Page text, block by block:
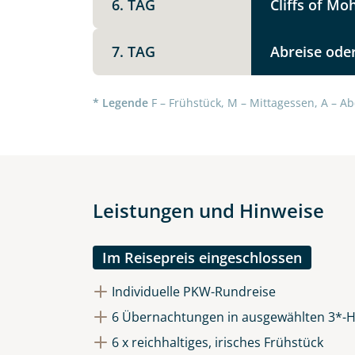
6. TAG Cliffs of
7. TAG Abreise
* Legende F – Frühstück, M – Mittagessen, A –
Leistungen und Hinweise
Im Reisepreis eingeschlossen
Individuelle PKW-Rundreise
6 Übernachtungen in ausgewählten 3*-
6 x reichhaltiges, irisches Frühstück
Datenschutz & Transparenz
Die Anfrage wird via SSL